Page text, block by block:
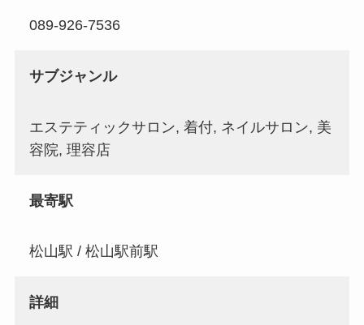
089-926-7536
サブジャンル
エステティックサロン, 着付, ネイルサロン, 美
容院, 理容店
最寄駅
松山駅 / 松山駅前駅
詳細